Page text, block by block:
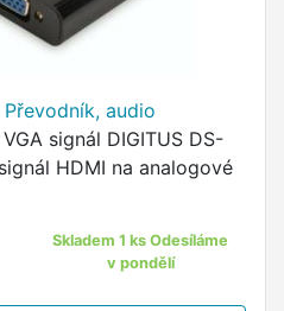
audio
signál DIGITUS DS-
HDMI na analogové
Skladem 1 ks Odesíláme
v pondělí